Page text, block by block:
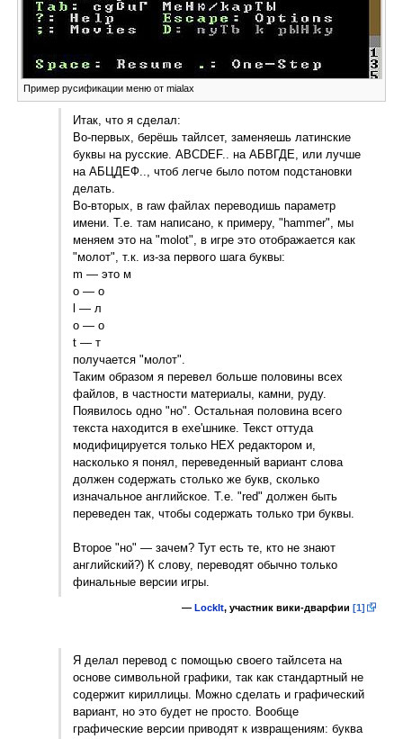
Пример русификации меню от mialax
Итак, что я сделал:
Во-первых, берёшь тайлсет, заменяешь латинские
буквы на русские. ABCDEF.. на АБВГДЕ, или лучше
на АБЦДЕФ.., чтоб легче было потом подстановки
делать.
Во-вторых, в raw файлах переводишь параметр
имени. Т.е. там написано, к примеру, "hammer", мы
меняем это на "molot", в игре это отображается как
"молот", т.к. из-за первого шага буквы:
m — это м
o — o
l — л
o — o
t — т
получается "молот".
Таким образом я перевел больше половины всех
файлов, в частности материалы, камни, руду.
Появилось одно "но". Остальная половина всего
текста находится в exe'шнике. Текст оттуда
модифицируется только HEX редактором и,
насколько я понял, переведенный вариант слова
должен содержать столько же букв, сколько
изначальное английское. Т.е. "red" должен быть
переведен так, чтобы содержать только три буквы.
Второе "но" — зачем? Тут есть те, кто не знают
английский?) К слову, переводят обычно только
финальные версии игры.
—LockIt, участник вики-дварфии[1]
Я делал перевод с помощью своего тайлсета на
основе символьной графики, так как стандартный не
содержит кириллицы. Можно сделать и графический
вариант, но это будет не просто. Вообще
графические версии приводят к извращениям: буква